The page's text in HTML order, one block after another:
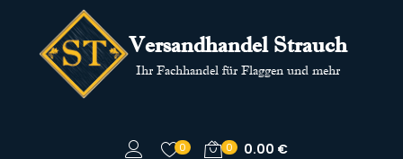
Versandhandel Strauch
Ihr Fachhandel für Flaggen und mehr
0 0 0.00 €